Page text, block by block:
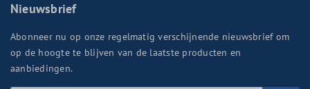
Nieuwsbrief
Abonneer nu op onze regelmatig verschijnende nieuwsbrief om
op de hoogte te blijven van de laatste producten en
aanbiedingen.